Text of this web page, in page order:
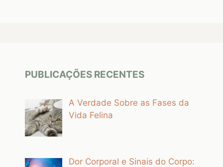
PUBLICAÇÕES RECENTES
A Verdade Sobre as Fases da
Vida Felina
Dor Corporal e Sinais do Corpo: